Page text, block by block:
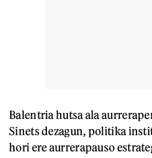
Balentria hutsa ala
Sinets dezagun, politika
hori ere aurrerapauso